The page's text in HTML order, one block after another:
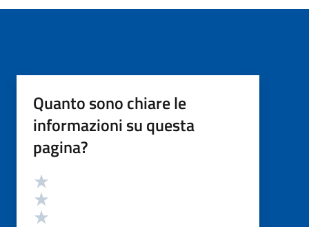
Quanto sono chiare le
informazioni su questa
pagina?
Valutazione